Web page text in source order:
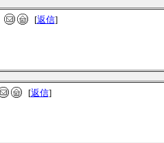
[返信]
[返信]